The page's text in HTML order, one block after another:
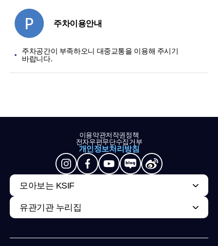
주차이용안내
주차공간이 부족하오니 대중교통을 이용해 주시기
바랍니다.
이용약관저작권정책
전자우편무단수집거부
개인정보처리방침
모아보는 KSIF
유관기관 누리집